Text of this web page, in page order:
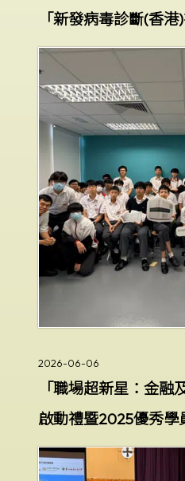
「新發病毒診斷(香港
2026-06-06
「職場超新星：金融
啟動禮暨2025優秀學